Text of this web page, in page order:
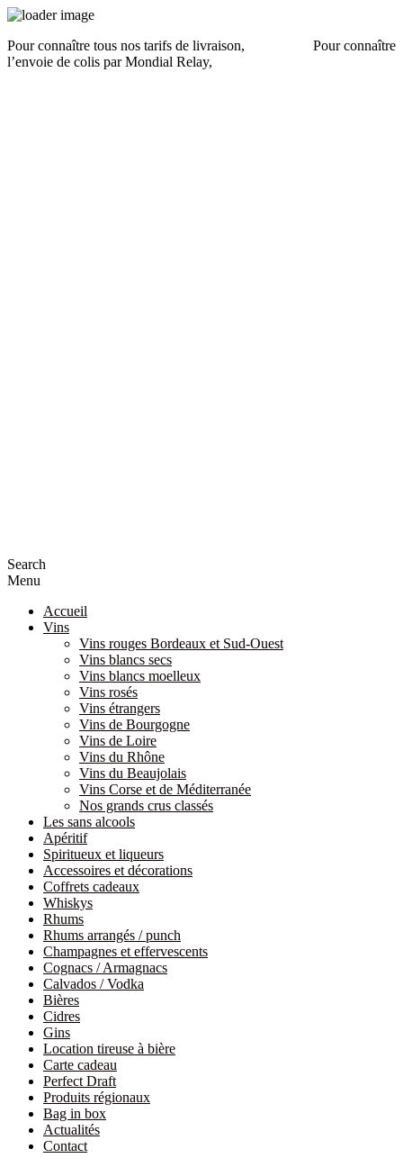
Pour connaître tous nos tarifs de livraison,
Pour connaître
l’envoie de colis par Mondial Relay,
Search
Menu
Accueil
Vins
Vins rouges Bordeaux et Sud-Ouest
Vins blancs secs
Vins blancs moelleux
Vins rosés
Vins étrangers
Vins de Bourgogne
Vins de Loire
Vins du Rhône
Vins du Beaujolais
Vins Corse et de Méditerranée
Nos grands crus classés
Les sans alcools
Apéritif
Spiritueux et liqueurs
Accessoires et décorations
Coffrets cadeaux
Whiskys
Rhums
Rhums arrangés / punch
Champagnes et effervescents
Cognacs / Armagnacs
Calvados / Vodka
Bières
Cidres
Gins
Location tireuse à bière
Carte cadeau
Perfect Draft
Produits régionaux
Bag in box
Actualités
Contact